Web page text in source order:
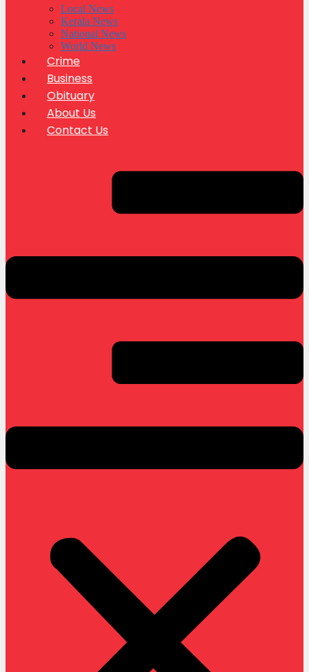
Local News
Kerala News
National News
World News
Crime
Business
Obituary
About Us
Contact Us